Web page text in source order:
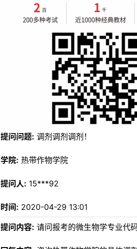
提问问题: 调剂调剂调剂！
学院: 热带作物学院
提问人: 15***92
时间: 2020-04-29 13:01
提问内容: 请问报考的微生物学专业代